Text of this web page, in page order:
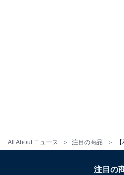
All About ニュース 注目の商品
交通手段：JR白浜駅より無料
注目の